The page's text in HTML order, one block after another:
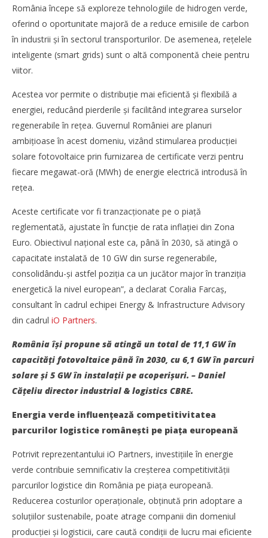
Bianca
Florescu
România începe să exploreze tehnologiile de hidrogen verde,
oferind o oportunitate majoră de a reduce emisiile de carbon
în industrii și în sectorul transporturilor. De asemenea, reţelele
inteligente (smart grids) sunt o altă componentă cheie pentru
viitor.
Acestea vor permite o distribuţie mai eficientă și flexibilă a
energiei, reducând pierderile și facilitând integrarea surselor
regenerabile în reţea. Guvernul României are planuri
ambiţioase în acest domeniu, vizând stimularea producţiei
solare fotovoltaice prin furnizarea de certificate verzi pentru
fiecare megawat-oră (MWh) de energie electrică introdusă în
reţea.
Aceste certificate vor fi tranzacţionate pe o piaţă
reglementată, ajustate în funcţie de rata inflaţiei din Zona
Euro. Obiectivul naţional este ca, până în 2030, să atingă o
capacitate instalată de 10 GW din surse regenerabile,
consolidându-și astfel poziţia ca un jucător major în tranziţia
energetică la nivel european”, a declarat Coralia Farcaș,
consultant în cadrul echipei Energy & Infrastructure Advisory
din cadrul iO Partners.
România își propune să atingă un total de 11,1 GW în
capacităţi fotovoltaice până în 2030, cu 6,1 GW în parcuri
solare și 5 GW în instalaţii pe acoperișuri. – Daniel
Căţeliu director industrial & logistics CBRE.
Energia verde influenţează competitivitatea
parcurilor logistice românești pe piaţa europeană
Potrivit reprezentantului iO Partners, investiţiile în energie
verde contribuie semnificativ la creșterea competitivităţii
parcurilor logistice din România pe piaţa europeană.
Reducerea costurilor operaţionale, obţinută prin adoptare a
soluţiilor sustenabile, poate atrage companii din domeniul
producţiei și logisticii, care caută condiţii de lucru mai eficiente